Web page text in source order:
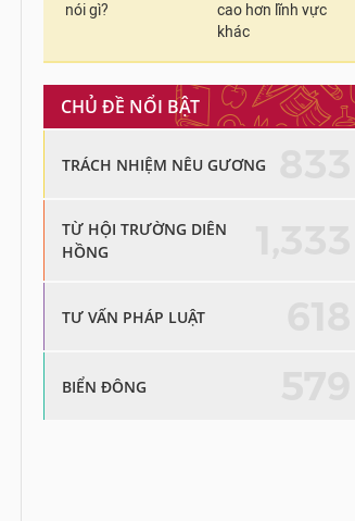
nói gì?
cao hơn lĩnh vực
khác
CHỦ ĐỀ NỔI BẬT
TRÁCH NHIỆM NÊU GƯƠNG
TỪ HỘI TRƯỜNG DIÊN
HỒNG
TƯ VẤN PHÁP LUẬT
BIỂN ĐÔNG